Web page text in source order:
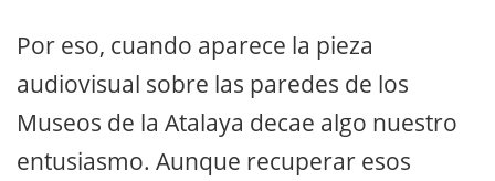
Por eso, cuando aparece la pieza
audiovisual sobre las paredes de los
Museos de la Atalaya decae algo nuestro
entusiasmo. Aunque recuperar esos